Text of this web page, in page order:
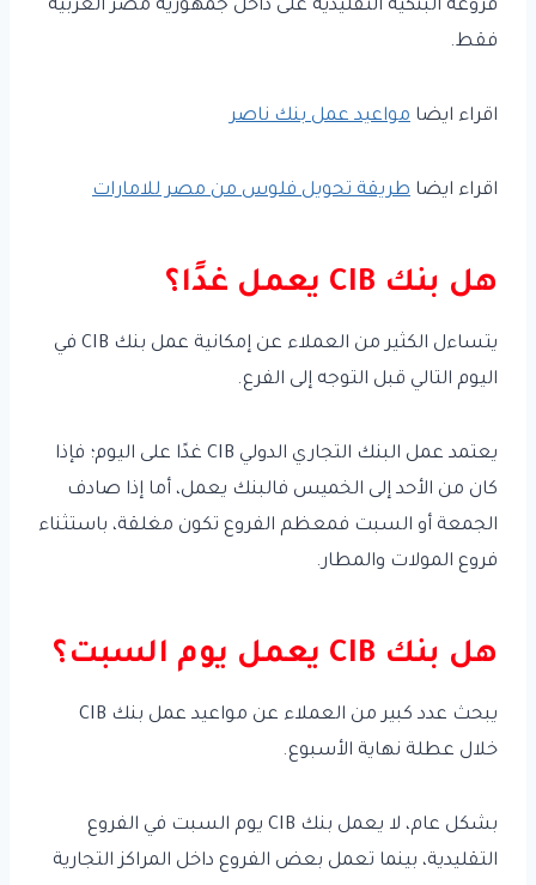
فروعه البنكية التقليدية على داخل جمهورية مصر العربية
فقط.
اقراء ايضا مواعيد عمل بنك ناصر
اقراء ايضا طريقة تحويل فلوس من مصر للامارات
هل بنك CIB يعمل غدًا؟
يتساءل الكثير من العملاء عن إمكانية عمل بنك CIB في
اليوم التالي قبل التوجه إلى الفرع.
يعتمد عمل البنك التجاري الدولي CIB غدًا على اليوم؛ فإذا
كان من الأحد إلى الخميس فالبنك يعمل، أما إذا صادف
الجمعة أو السبت فمعظم الفروع تكون مغلقة، باستثناء
فروع المولات والمطار.
هل بنك CIB يعمل يوم السبت؟
يبحث عدد كبير من العملاء عن مواعيد عمل بنك CIB
خلال عطلة نهاية الأسبوع.
بشكل عام، لا يعمل بنك CIB يوم السبت في الفروع
التقليدية، بينما تعمل بعض الفروع داخل المراكز التجارية